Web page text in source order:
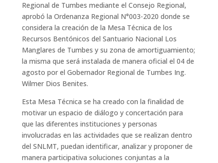
Regional de Tumbes mediante el Consejo Regional,
aprobó la Ordenanza Regional N°003-2020 donde se
considera la creación de la Mesa Técnica de los
Recursos Bentónicos del Santuario Nacional Los
Manglares de Tumbes y su zona de amortiguamiento;
la misma que será instalada de manera oficial el 04 de
agosto por el Gobernador Regional de Tumbes Ing.
Wilmer Dios Benites.
Esta Mesa Técnica se ha creado con la finalidad de
motivar un espacio de diálogo y concertación para
que las diferentes instituciones y personas
involucradas en las actividades que se realizan dentro
del SNLMT, puedan identificar, analizar y proponer de
manera participativa soluciones conjuntas a la